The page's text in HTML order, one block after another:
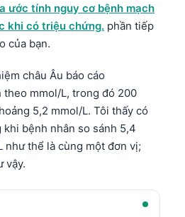
ước tính nguy cơ bệnh mạch
khi có triệu chứng. phần tiếp
của bạn.
châu Âu báo cáo
mmol/L, trong đó 200
5,2 mmol/L. Tôi thấy có
bệnh nhân so sánh 5,4
như thể là cùng một đơn vị;
vậy.